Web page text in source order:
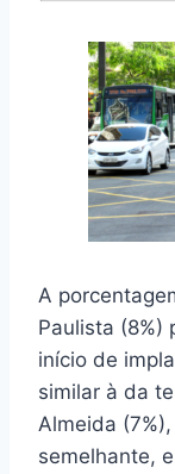
A
Paulista (8%)
início de
similar à da
Almeida
semelhante,